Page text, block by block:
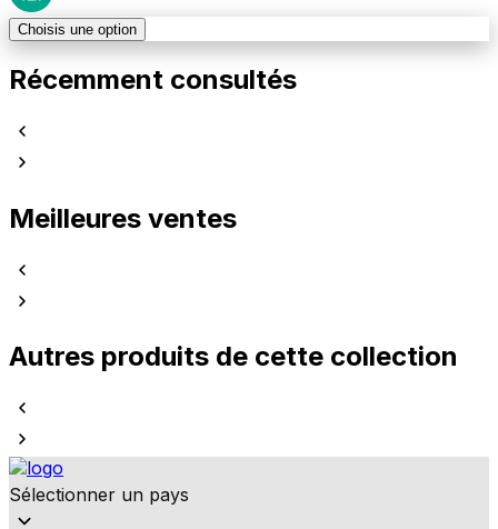
Choisis une option
Récemment consultés
Meilleures ventes
Autres produits de cette collection
Sélectionner un pays